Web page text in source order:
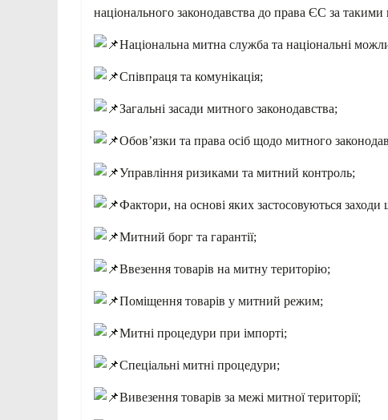
національного законодавства до права ЄС за
Національна митна служба та національні
Співпраця та комунікація;
Загальні засади митного законодавства;
Обов’язки та права осіб щодо митного
Управління ризиками та митний контроль;
Фактори, на основі яких застосовуються
Митний борг та гарантії;
Ввезення товарів на митну територію;
Поміщення товарів у митний режим;
Митні процедури при імпорті;
Спеціальні митні процедури;
Вивезення товарів за межі митної території;